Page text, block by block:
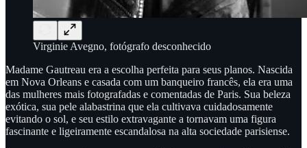
Virginie Avegno, fotógrafo desconhecido
Madame Gautreau era a escolha perfeita para seus planos. Nascida
em Nova Orleans e casada com um banqueiro francês, ela era uma
das mulheres mais fotografadas e comentadas de Paris. Sua beleza
exótica, sua pele alabastrina que ela cultivava cuidadosamente
evitando o sol, e seu estilo extravagante a tornavam uma figura
fascinante e ligeiramente escandalosa na alta sociedade parisiense.